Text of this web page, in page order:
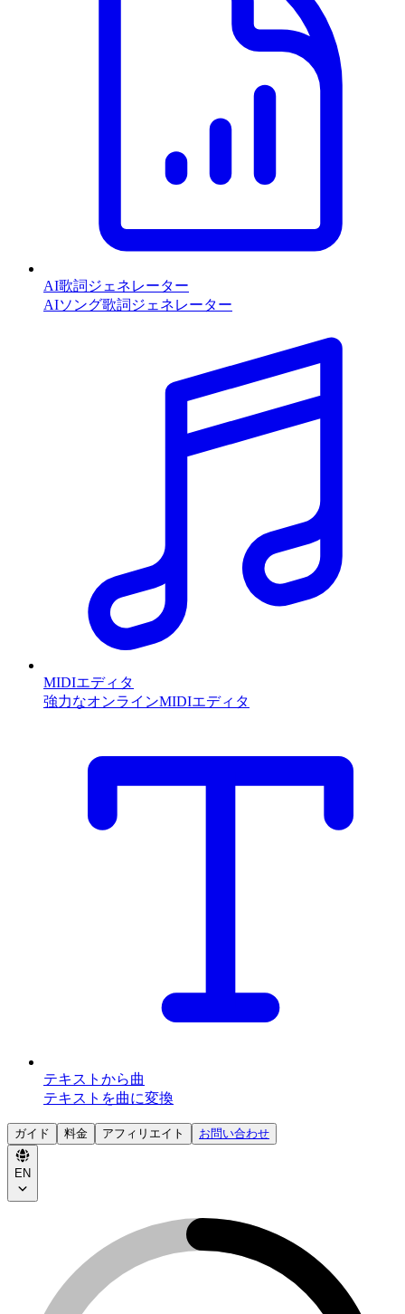
AI歌詞ジェネレーター
AIソング歌詞ジェネレーター
MIDIエディタ
強力なオンラインMIDIエディタ
テキストから曲
テキストを曲に変換
ガイド 料金 アフィリエイト お問い合わせ
EN